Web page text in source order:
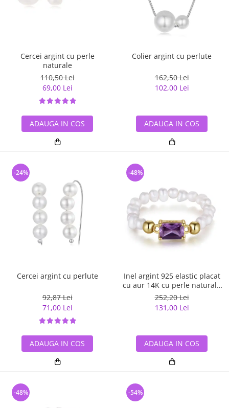
Cercei argint cu perle
naturale
110,50 Lei
69,00 Lei
ADAUGA IN COS
Colier argint cu perlute
162,50 Lei
102,00 Lei
ADAUGA IN COS
Cercei argint cu perlute
92,87 Lei
71,00 Lei
-24%
ADAUGA IN COS
Inel argint 925 elastic placat
cu aur 14K cu perle naturale
si zirconiu
252,20 Lei
131,00 Lei
-48%
ADAUGA IN COS
-48% -54%